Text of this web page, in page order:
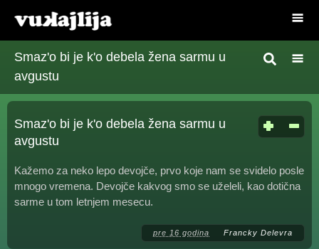
Smaz'o bi je k'o debela žena sarmu u
avgustu
Smaz'o bi je k'o debela žena sarmu u
avgustu
Kažemo za neko lepo devojče, prvo koje nam se svidelo posle
mnogo vremena. Devojče kakvog smo se uželeli, kao dotična
sarme u tom letnjem mesecu.
pre 16 godina Francky Delevra